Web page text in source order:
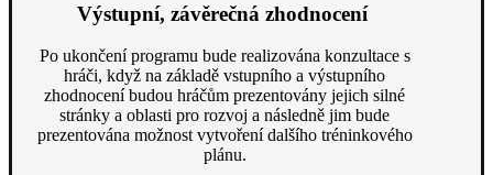
Výstupní, závěrečná zhodnocení
Po ukončení programu bude realizována konzultace s
hráči, když na základě vstupního a výstupního
zhodnocení budou hráčům prezentovány jejich silné
stránky a oblasti pro rozvoj a následně jim bude
prezentována možnost vytvoření dalšího tréninkového
plánu.